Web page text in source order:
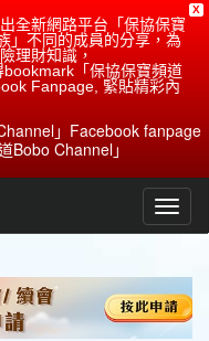
X
全新網路平台「保協保寶
」不同的成員的分享，為
理財知識，
「保協保寶頻道
Fanpage, 緊貼精彩內
」Facebook fanpage
Bobo Channel」